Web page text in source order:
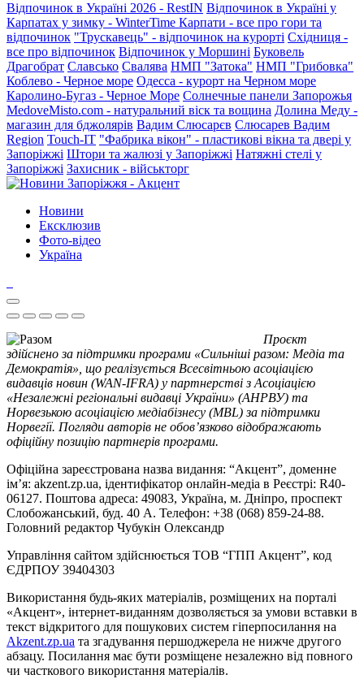
Відпочинок в Україні 2026 - RestIN Відпочинок в Україні у
Карпатах у зимку - WinterTime Карпати - все про гори та
відпочинок "Трускавець" - відпочинок на курорті Східниця -
все про відпочинок Відпочинок у Моршині Буковель
Драгобрат Славсько Свалява НМП "Затока" НМП "Грибовка"
Коблево - Черное море Одесса - курорт на Черном море
Каролино-Бугаз - Черное Море Солнечные панели Запорожья
MedoveMisto.com - натуральний віск та вощина Долина Меду -
магазин для бджолярів Вадим Слюсарєв Слюсарев Вадим
Region Touch-IT "Фабрика вікон" - пластикові вікна та двері у
Запоріжжі Штори та жалюзі у Запоріжжі Натяжні стелі у
Запоріжжі Захисник - військторг
Новини
Ексклюзив
Фото-відео
Україна
Проєкт
здійснено за підтримки програми «Сильніші разом: Медіа та
Демократія», що реалізується Всесвітньою асоціацією
видавців новин (WAN-IFRA) у партнерстві з Асоціацією
«Незалежні регіональні видавці України» (АНРВУ) та
Норвезькою асоціацією медіабізнесу (MBL) за підтримки
Норвегії. Погляди авторів не обов’язково відображають
офіційну позицію партнерів програми.
Офіційна зареєстрована назва видання: “Акцент”, доменне
ім’я: akzent.zp.ua, ідентифікатор онлайн-медіа в Реєстрі: R40-
06127. Поштова адреса: 49083, Україна, м. Дніпро, проспект
Слобожанський, буд. 40 А. Телефон: +38 (068) 859-24-88.
Головний редактор Чубукін Олександр
Управління сайтом здійснюється ТОВ “ГПП Акцент”, код
ЄДРПОУ 39404303
Використання будь-яких матеріалів, розміщених на порталі
«Акцент», інтернет-виданням дозволяється за умови вставки в
текст відкритого для пошукових систем гіперпосилання на
Akzent.zp.ua та згадування першоджерела не нижче другого
абзацу. Посилання має бути розміщене незалежно від повного
чи часткового використання матеріалів.